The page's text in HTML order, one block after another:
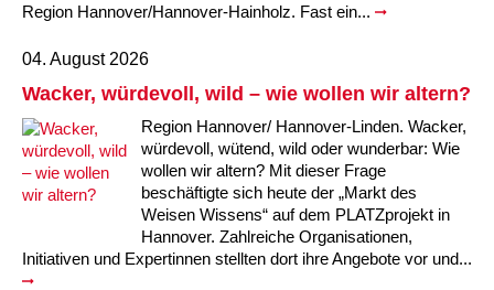
Region Hannover/Hannover-Hainholz. Fast ein...
04. August 2026
Wacker, würdevoll, wild – wie wollen wir altern?
Region Hannover/ Hannover-Linden. Wacker,
würdevoll, wütend, wild oder wunderbar: Wie
wollen wir altern? Mit dieser Frage
beschäftigte sich heute der „Markt des
Weisen Wissens“ auf dem PLATZprojekt in
Hannover. Zahlreiche Organisationen,
Initiativen und Expertinnen stellten dort ihre Angebote vor und...